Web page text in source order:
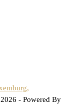
- Powered By